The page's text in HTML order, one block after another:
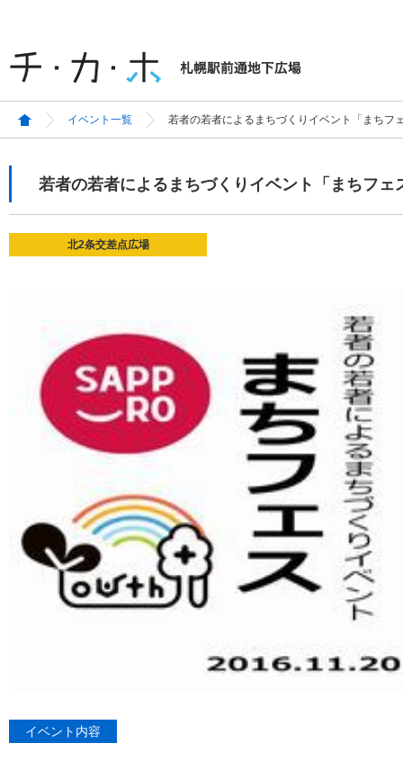
イベント一覧 若者の若者によるまちづくりイベント「まちフ
若者の若者によるまちづくりイベント「まちフェ
北2条交差点広場
イベント内容